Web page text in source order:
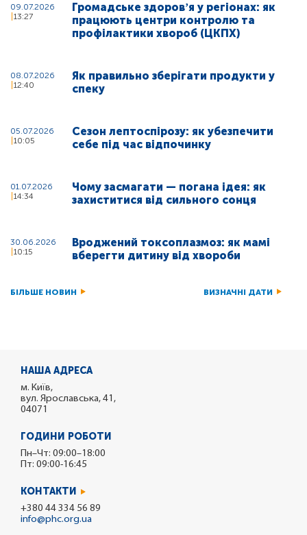
09.07.2026
13:27
Громадське здоровʼя у регіонах: як
працюють центри контролю та
профілактики хвороб (ЦКПХ)
08.07.2026
12:40
Як правильно зберігати продукти у
спеку
05.07.2026
10:05
Сезон лептоспірозу: як убезпечити
себе під час відпочинку
01.07.2026
14:34
Чому засмагати — погана ідея: як
захиститися від сильного сонця
30.06.2026
10:15
Вроджений токсоплазмоз: як мамі
вберегти дитину від хвороби
БІЛЬШЕ НОВИН ВИЗНАЧНІ ДАТИ
НАША АДРЕСА
м. Київ,
вул. Ярославська, 41,
04071
ГОДИНИ РОБОТИ
Пн–Чт: 09:00–18:00
Пт: 09:00-16:45
КОНТАКТИ
+380 44 334 56 89
info@phc.org.ua